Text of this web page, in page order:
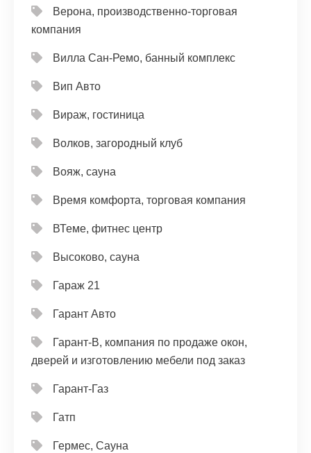
Верона, производственно-торговая
компания
Вилла Сан-Ремо, банный комплекс
Вип Авто
Вираж, гостиница
Волков, загородный клуб
Вояж, сауна
Время комфорта, торговая компания
ВТеме, фитнес центр
Высоково, сауна
Гараж 21
Гарант Авто
Гарант-В, компания по продаже окон,
дверей и изготовлению мебели под заказ
Гарант-Газ
Гатп
Гермес, Сауна